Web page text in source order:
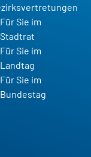
Für Sie im
Stadtrat
Für Sie im
Landtag
Für Sie im
Bundestag